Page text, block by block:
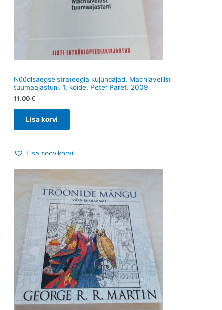
Nüüdisaegse strateegia kujundajad. Machiavellist
tuumaajastuni. 1. köide. Peter Paret. 2009
11.00 €
Lisa korvi
Lisa soovikorvi